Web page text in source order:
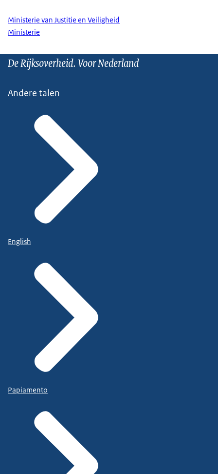
Ministerie van Justitie en Veiligheid
Ministerie
De Rijksoverheid. Voor Nederland
Andere talen
English
Papiamento